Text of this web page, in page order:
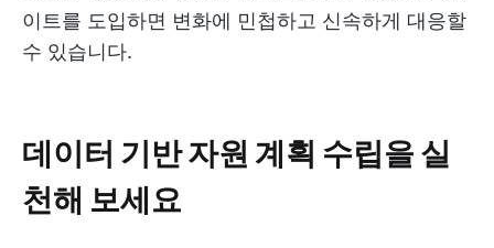
이트를 도입하면 변화에 민첩하고 신속하게 대응할
수 있습니다.
데이터 기반 자원 계획 수립을 실
천해 보세요